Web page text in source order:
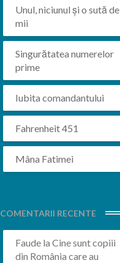
Unul, niciunul și o sută de
mii
Singurătatea numerelor
prime
Iubita comandantului
Fahrenheit 451
Mâna Fatimei
COMENTARII RECENTE
Faudela Cine sunt copiii
din România care au